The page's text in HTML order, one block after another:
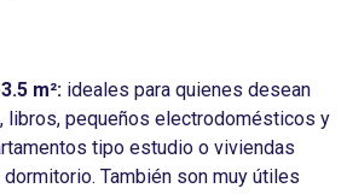
m²: ideales para quienes desean
libros, pequeños electrodomésticos y
tipo estudio o viviendas
También son muy útiles